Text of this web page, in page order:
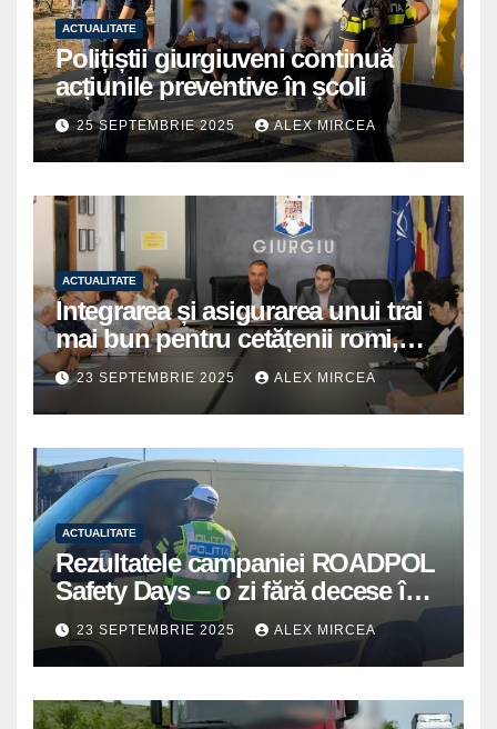
ACTUALITATE
Polițiștii giurgiuveni continuă
acțiunile preventive în școli
25 SEPTEMBRIE 2025 ALEX MIRCEA
ACTUALITATE
Integrarea și asigurarea unui trai
mai bun pentru cetățenii romi,
prioritate pentru instituțiile
publice giurgiuvene
23 SEPTEMBRIE 2025 ALEX MIRCEA
ACTUALITATE
Rezultatele campaniei ROADPOL
Safety Days – o zi fără decese în
trafic
23 SEPTEMBRIE 2025 ALEX MIRCEA